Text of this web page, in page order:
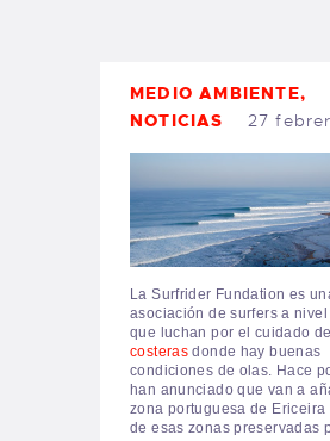
PEDIDOS
MEDIO AMBIENTE,
NOTICIAS
27
La Surfrider Fundation es
asociación de surfers a nivel
que luchan por el cuidado
costeras donde hay buenas
condiciones de olas. Hace
han anunciado que van a
zona portuguesa de Ericeira
de esas zonas preservadas